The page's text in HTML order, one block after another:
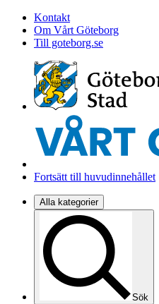
Kontakt
Om Vårt Göteborg
Till goteborg.se
Fortsätt till huvudinnehållet
Alla kategorier
Sök